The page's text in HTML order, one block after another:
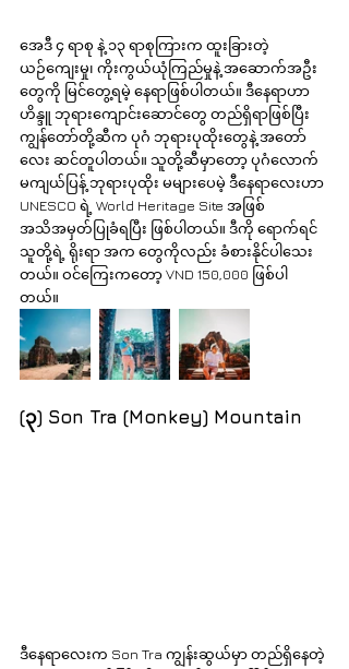
အေဒီ ၄ ရာစု နဲ့ ၁၃ ရာစုကြားက ထူးခြားတဲ့
ယဉ်ကျေးမှု၊ ကိုးကွယ်ယုံကြည်မှုနဲ့ အဆောက်အဦး
တွေကို မြင်တွေ့ရမဲ့ နေရာဖြစ်ပါတယ်။ ဒီနေရာဟာ
ဟိန္ဒူ ဘုရားကျောင်းဆောင်တွေ တည်ရှိရာဖြစ်ပြီး
ကျွန်တော်တို့ဆီက ပုဂံ ဘုရားပုထိုးတွေနဲ့ အတော်
လေး ဆင်တူပါတယ်။ သူတို့ဆီမှာတော့ ပုဂံလောက်
မကျယ်ပြန့် ဘုရားပုထိုး မများပေမဲ့ ဒီနေရာလေးဟာ
UNESCO ရဲ့ World Heritage Site အဖြစ်
အသိအမှတ်ပြုခံရပြီး ဖြစ်ပါတယ်။ ဒီကို ရောက်ရင်
သူတို့ရဲ့ ရိုးရာ အက တွေကိုလည်း ခံစားနိုင်ပါသေး
တယ်။ ဝင်ကြေးကတော့ VND 150,000 ဖြစ်ပါ
တယ်။
(၃) Son Tra (Monkey) Mountain
ဒီနေရာလေးက Son Tra ကျွန်းဆွယ်မှာ တည်ရှိနေတဲ့